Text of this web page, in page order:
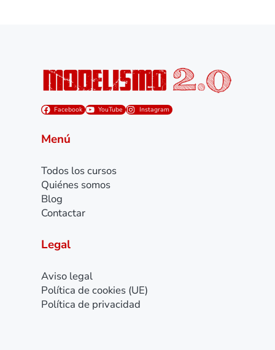
Facebook YouTube Instagram
Menú
Todos los cursos
Quiénes somos
Blog
Contactar
Legal
Aviso legal
Política de cookies (UE)
Política de privacidad